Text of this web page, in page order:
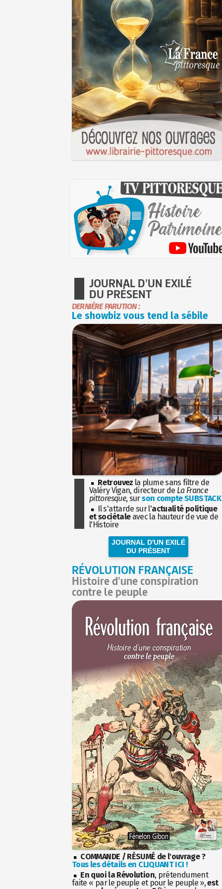
JOURNAL D'UN EXILÉ
DU PRÉSENT
DERNIÈRE PARUTION :
Le showbiz vous tend la sébile
Retrouvez la plume sans filtre de
Valéry Vigan, directeur de La France
pittoresque, surson compte SUBSTACK
Il s'attarde sur l'actualité politique
et sociétaleavec la hauteur de vue de
l'Histoire
JOURNAL D'UN EXILÉ
DU PRÉSENT
RÉVOLUTION FRANÇAISE
Histoire d'une conspiration
contre le peuple
COMMANDE / RÉSUMÉ de l'ouvrage ?
Tous les détails en CLIQUANT ICI !
En quoi la Révolution, prétendument
faite « par le peuple et pour le peuple »,est